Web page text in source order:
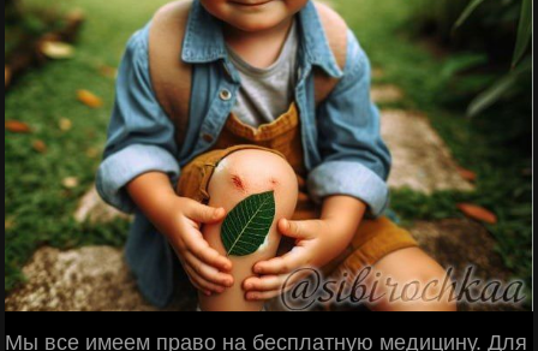
Мы все имеем право на бесплатную медицину. Для